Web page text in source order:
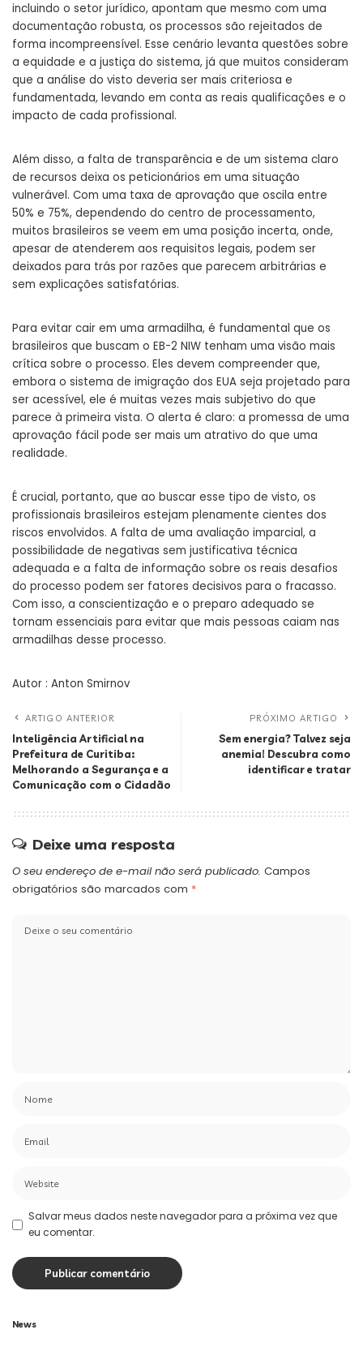
incluindo o setor jurídico, apontam que mesmo com uma
documentação robusta, os processos são rejeitados de
forma incompreensível. Esse cenário levanta questões sobre
a equidade e a justiça do sistema, já que muitos consideram
que a análise do visto deveria ser mais criteriosa e
fundamentada, levando em conta as reais qualificações e o
impacto de cada profissional.
Além disso, a falta de transparência e de um sistema claro
de recursos deixa os peticionários em uma situação
vulnerável. Com uma taxa de aprovação que oscila entre
50% e 75%, dependendo do centro de processamento,
muitos brasileiros se veem em uma posição incerta, onde,
apesar de atenderem aos requisitos legais, podem ser
deixados para trás por razões que parecem arbitrárias e
sem explicações satisfatórias.
Para evitar cair em uma armadilha, é fundamental que os
brasileiros que buscam o EB-2 NIW tenham uma visão mais
crítica sobre o processo. Eles devem compreender que,
embora o sistema de imigração dos EUA seja projetado para
ser acessível, ele é muitas vezes mais subjetivo do que
parece à primeira vista. O alerta é claro: a promessa de uma
aprovação fácil pode ser mais um atrativo do que uma
realidade.
É crucial, portanto, que ao buscar esse tipo de visto, os
profissionais brasileiros estejam plenamente cientes dos
riscos envolvidos. A falta de uma avaliação imparcial, a
possibilidade de negativas sem justificativa técnica
adequada e a falta de informação sobre os reais desafios
do processo podem ser fatores decisivos para o fracasso.
Com isso, a conscientização e o preparo adequado se
tornam essenciais para evitar que mais pessoas caiam nas
armadilhas desse processo.
Autor : Anton Smirnov
ARTIGO ANTERIOR
Inteligência Artificial na
Prefeitura de Curitiba:
Melhorando a Segurança e a
Comunicação com o Cidadão
PRÓXIMO ARTIGO
Sem energia? Talvez seja
anemia! Descubra como
identificar e tratar
Deixe uma resposta
O seu endereço de e-mail não será publicado. Campos
obrigatórios são marcados com *
Salvar meus dados neste navegador para a próxima vez que
eu comentar.
News